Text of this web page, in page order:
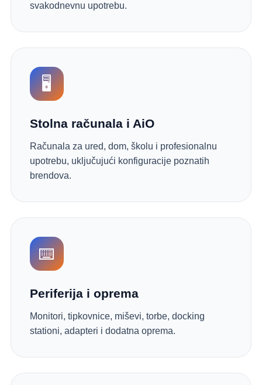
svakodnevnu upotrebu.
🖥️
Stolna računala i AiO
Računala za ured, dom, školu i profesionalnu
upotrebu, uključujući konfiguracije poznatih
brendova.
⌨️
Periferija i oprema
Monitori, tipkovnice, miševi, torbe, docking
stationi, adapteri i dodatna oprema.